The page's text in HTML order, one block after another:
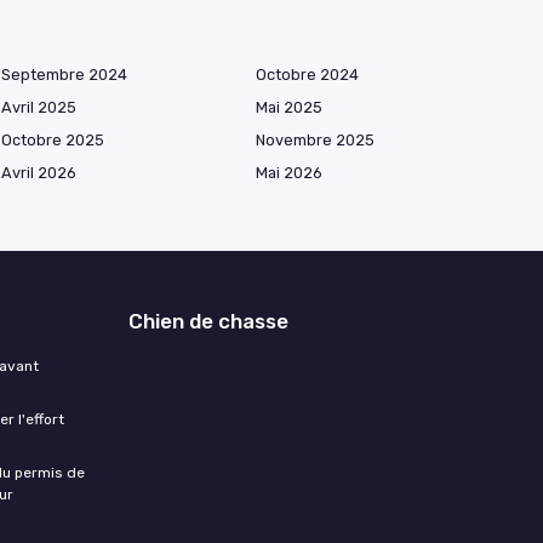
Septembre 2024
Octobre 2024
Avril 2025
Mai 2025
Octobre 2025
Novembre 2025
Avril 2026
Mai 2026
l'effort
permis de
Chien de chasse